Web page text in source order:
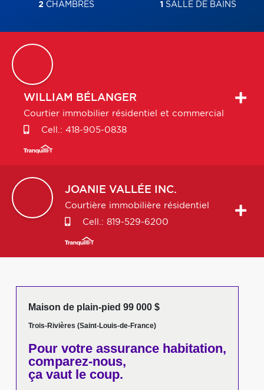
2CHAMBRES 1 SALLE DE BAINS
WILLIAM BÉLANGER
Courtier immobilier résidentiel et commercial
Cell.: 418-905-0838
JOANIE VALLÉE INC.
Courtière immobilière résidentiel
Cell.: 819-529-6200
Maison de plain-pied 99 000 $
Trois-Rivières (Saint-Louis-de-France)
Pour votreassurance habitation,
comparez-nous,
ça vaut le coup.